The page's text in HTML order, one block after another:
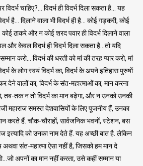
चाहिए?… विदर्भ ही विदर्भ दिला सकता है… यह
है… दिलाने वाला भी विदर्भ ही है… कोई गड़करी, कोई
ठाकरे और न कोई शरद पवार ही विदर्भ दिलाने वाला
और केवल विदर्भ ही विदर्भ दिला सकता है…तो यदि
करो… विदर्भ की धरती को मां की तरह प्यार करो, मां
के लोग स्वयं विदर्भ का, विदर्भ के अपने इतिहास पुरुषों
देने वालों का, विदर्भ के संत-महात्माओं का, मान करना
तब-तक न तो विदर्भ का मान बढ़ेगा, और न उनको उनकी
महाराज समस्त देशवासियों के लिए पूजनीय हैं, उनका
करते हैं. चौक-चौराहों, सार्वजनिक भवनों, स्टेशन, बस
को उनका नाम देते हैं. यह अच्छी बात है. लेकिन
अथवा संत-महात्मा ऐसा नहीं है, जिसको हम मान दे
अपनों का मान नहीं करता, उसे कहीं सम्मान या